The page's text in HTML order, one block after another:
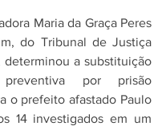
Maria da Graça Peres
do Tribunal de Justiça
determinou a substituição
por prisão
o prefeito afastado Paulo
14 investigados em um